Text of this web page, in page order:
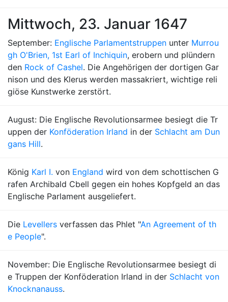
Mittwoch, 23. Januar 1647
September: Englische Parlamentstruppen unter Murrou
gh O'Brien, 1st Earl of Inchiquin, erobern und plündern
den Rock of Cashel. Die Angehörigen der dortigen Gar
nison und des Klerus werden massakriert, wichtige reli
giöse Kunstwerke zerstört.
August: Die Englische Revolutionsarmee besiegt die Tr
uppen der Konföderation Irland in der Schlacht am Dun
gans Hill.
König Karl I. von England wird von dem schottischen G
rafen Archibald Cbell gegen ein hohes Kopfgeld an das
Englische Parlament ausgeliefert.
Die Levellers verfassen das Phlet "An Agreement of th
e People".
November: Die Englische Revolutionsarmee besiegt di
e Truppen der Konföderation Irland in der Schlacht von
Knocknanauss.